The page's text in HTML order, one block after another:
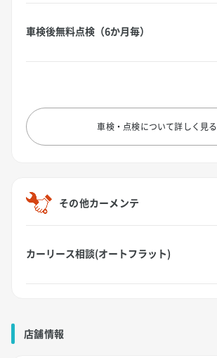
車検後無料点検（6か月毎）
車検・点検について詳しく見る
その他カーメンテ
カーリース相談(オートフラット)
店舗情報